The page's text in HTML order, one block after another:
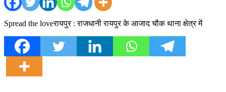
Spread the loveरायपुर : राजधानी रायपुर के आजाद चौक थाना क्षेत्र में